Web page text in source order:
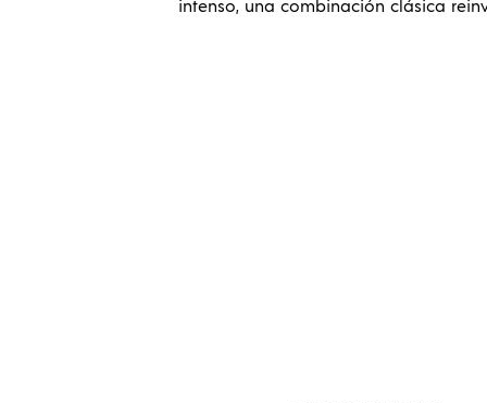
intenso, una combinación clásica